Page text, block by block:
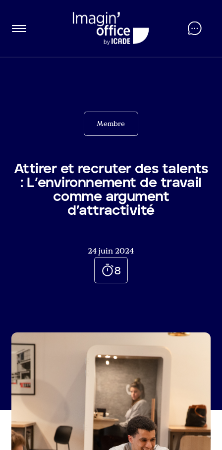
Membre
Attirer et recruter des talents
: L’environnement de travail
comme argument
d’attractivité
24 juin 2024
8